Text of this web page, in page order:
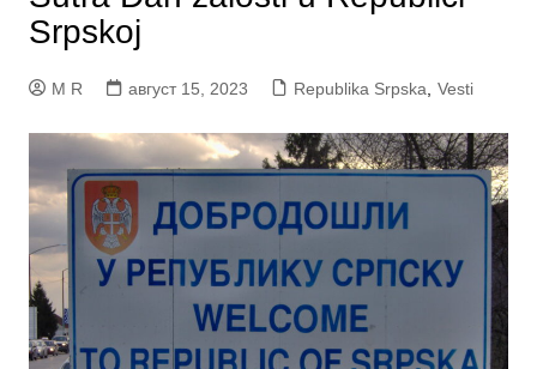
Srpskoj
M R август 15, 2023 Republika Srpska, Vesti